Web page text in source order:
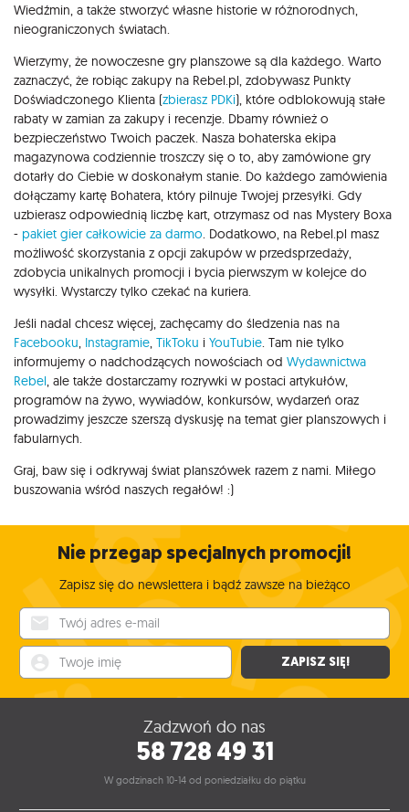
Wiedźmin, a także stworzyć własne historie w różnorodnych,
nieograniczonych światach.
Wierzymy, że nowoczesne gry planszowe są dla każdego. Warto
zaznaczyć, że robiąc zakupy na Rebel.pl, zdobywasz Punkty
Doświadczonego Klienta (zbierasz PDKi), które odblokowują stałe
rabaty w zamian za zakupy i recenzje. Dbamy również o
bezpieczeństwo Twoich paczek. Nasza bohaterska ekipa
magazynowa codziennie troszczy się o to, aby zamówione gry
dotarły do Ciebie w doskonałym stanie. Do każdego zamówienia
dołączamy kartę Bohatera, który pilnuje Twojej przesyłki. Gdy
uzbierasz odpowiednią liczbę kart, otrzymasz od nas Mystery Boxa
- pakiet gier całkowicie za darmo. Dodatkowo, na Rebel.pl masz
możliwość skorzystania z opcji zakupów w przedsprzedaży,
zdobycia unikalnych promocji i bycia pierwszym w kolejce do
wysyłki. Wystarczy tylko czekać na kuriera.
Jeśli nadal chcesz więcej, zachęcamy do śledzenia nas na
Facebooku, Instagramie, TikToku i YouTubie. Tam nie tylko
informujemy o nadchodzących nowościach od Wydawnictwa
Rebel, ale także dostarczamy rozrywki w postaci artykułów,
programów na żywo, wywiadów, konkursów, wydarzeń oraz
prowadzimy jeszcze szerszą dyskusję na temat gier planszowych i
fabularnych.
Graj, baw się i odkrywaj świat planszówek razem z nami. Miłego
buszowania wśród naszych regałów! :)
Nie przegap specjalnych promocji!
Zapisz się do newslettera i bądź zawsze na bieżąco
ZAPISZ SIĘ!
Zadzwoń do nas
58 728 49 31
W godzinach 10-14 od poniedziałku do piątku